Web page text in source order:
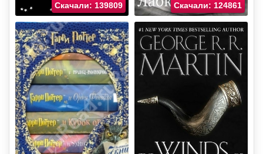
Скачали: 139809 Скачали: 124861